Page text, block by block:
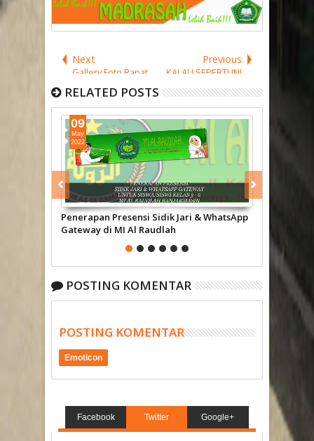
Next
Gallery Foto Rapat
KKMI Kecamatan
Banjarmasin
Selatan
Previous
KALAU SEPERTI INI
YANG HARUS KITA
LAKUKAN?
RELATED POSTS
Penerapan Presensi Sidik Jari & WhatsApp
Gateway di MI Al Raudlah
09
May
2022
POSTING KOMENTAR
POSTING KOMENTAR
Emoticon
Facebook Twitter Google+